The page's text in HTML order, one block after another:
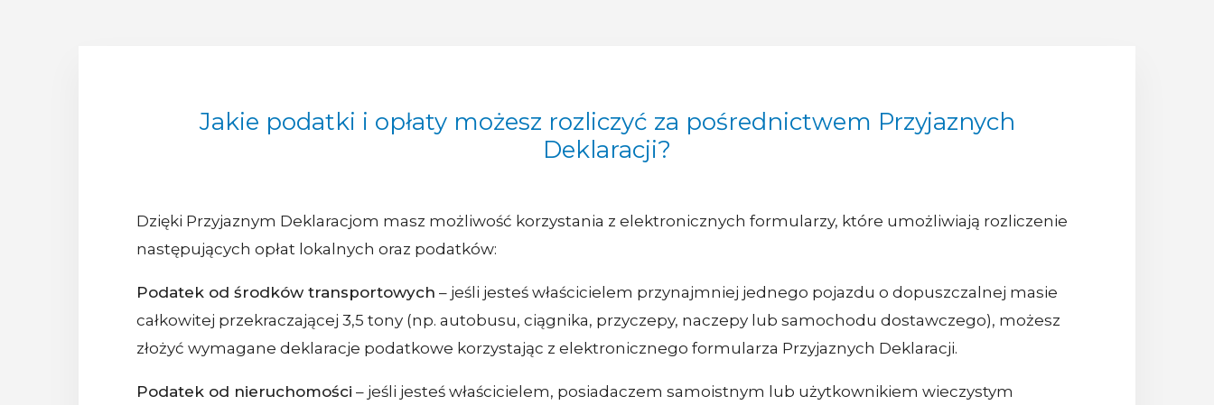
Jakie podatki i opłaty możesz rozliczyć za pośrednictwem Przyjaznych
Deklaracji?
Dzięki Przyjaznym Deklaracjom masz możliwość korzystania z elektronicznych formularzy, które umożliwiają rozliczenie
następujących opłat lokalnych oraz podatków:
Podatek od środków transportowych – jeśli jesteś właścicielem przynajmniej jednego pojazdu o dopuszczalnej masie
całkowitej przekraczającej 3,5 tony (np. autobusu, ciągnika, przyczepy, naczepy lub samochodu dostawczego), możesz
złożyć wymagane deklaracje podatkowe korzystając z elektronicznego formularza Przyjaznych Deklaracji.
Podatek od nieruchomości – jeśli jesteś właścicielem, posiadaczem samoistnym lub użytkownikiem wieczystym